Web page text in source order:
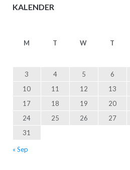
KALENDER
M T W T
3
4 5 6
10
11 12 13
17
18 19 20
24
25 26 27
31
« Sep